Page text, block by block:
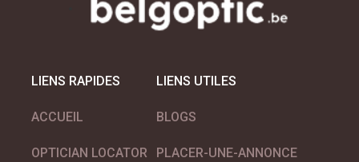
LIENS RAPIDES
ACCUEIL
OPTICIAN LOCATOR
LIENS UTILES
BLOGS
PLACER-UNE-ANNONCE